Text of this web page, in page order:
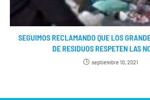
SEGUIMOS RECLAMANDO QUE LOS
DE RESIDUOS RESPETEN LAS
septiembre 10, 2021